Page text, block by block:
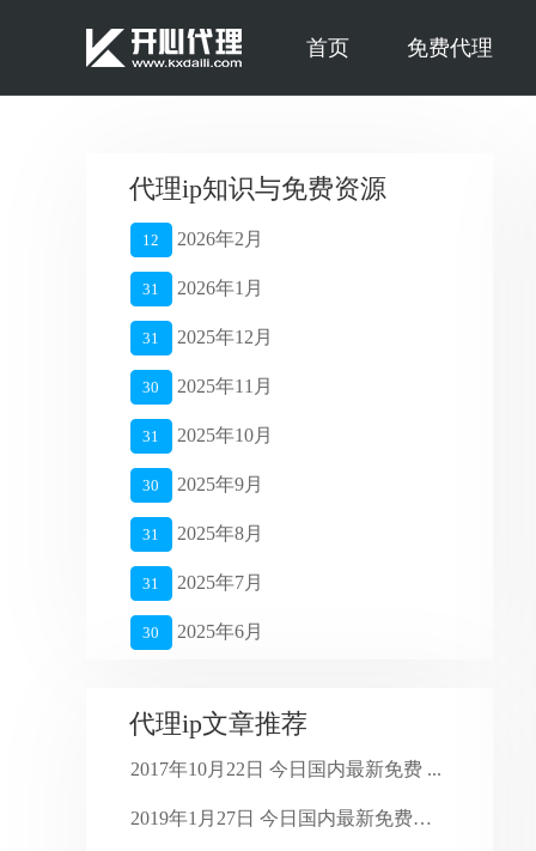
首页 免费代理
代理ip知识与免费资源
12 2026年2月
31 2026年1月
31 2025年12月
30 2025年11月
31 2025年10月
30 2025年9月
31 2025年8月
31 2025年7月
30 2025年6月
26 2025年4月
27 2025年3月
28 2025年2月
代理ip文章推荐
2017年10月22日 今日国内最新免费 ...
2019年1月27日 今日国内最新免费代 ...